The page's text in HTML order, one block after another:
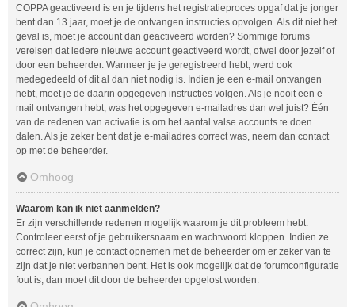
COPPA geactiveerd is en je tijdens het registratieproces opgaf dat je jonger
bent dan 13 jaar, moet je de ontvangen instructies opvolgen. Als dit niet het
geval is, moet je account dan geactiveerd worden? Sommige forums
vereisen dat iedere nieuwe account geactiveerd wordt, ofwel door jezelf of
door een beheerder. Wanneer je je geregistreerd hebt, werd ook
medegedeeld of dit al dan niet nodig is. Indien je een e-mail ontvangen
hebt, moet je de daarin opgegeven instructies volgen. Als je nooit een e-
mail ontvangen hebt, was het opgegeven e-mailadres dan wel juist? Één
van de redenen van activatie is om het aantal valse accounts te doen
dalen. Als je zeker bent dat je e-mailadres correct was, neem dan contact
op met de beheerder.
Omhoog
Waarom kan ik niet aanmelden?
Er zijn verschillende redenen mogelijk waarom je dit probleem hebt.
Controleer eerst of je gebruikersnaam en wachtwoord kloppen. Indien ze
correct zijn, kun je contact opnemen met de beheerder om er zeker van te
zijn dat je niet verbannen bent. Het is ook mogelijk dat de forumconfiguratie
fout is, dan moet dit door de beheerder opgelost worden.